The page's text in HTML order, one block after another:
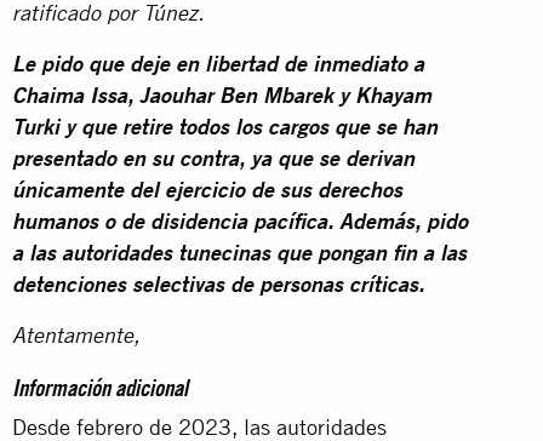
ratificado por Túnez.
Le pido que deje en libertad de inmediato a
Chaima Issa, Jaouhar Ben Mbarek y Khayam
Turki y que retire todos los cargos que se han
presentado en su contra, ya que se derivan
únicamente del ejercicio de sus derechos
humanos o de disidencia pacífica. Además, pido
a las autoridades tunecinas que pongan fin a las
detenciones selectivas de personas críticas.
Atentamente,
Información adicional
Desde febrero de 2023, las autoridades